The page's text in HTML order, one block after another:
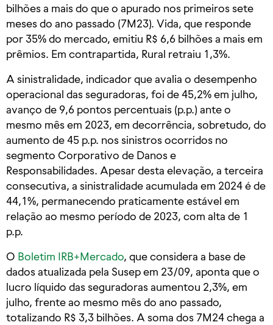
bilhões a mais do que o apurado nos primeiros sete
meses do ano passado (7M23). Vida, que responde
por 35% do mercado, emitiu R$ 6,6 bilhões a mais em
prêmios. Em contrapartida, Rural retraiu 1,3%.
A sinistralidade, indicador que avalia o desempenho
operacional das seguradoras, foi de 45,2% em julho,
avanço de 9,6 pontos percentuais (p.p.) ante o
mesmo mês em 2023, em decorrência, sobretudo, do
aumento de 45 p.p. nos sinistros ocorridos no
segmento Corporativo de Danos e
Responsabilidades. Apesar desta elevação, a terceira
consecutiva, a sinistralidade acumulada em 2024 é de
44,1%, permanecendo praticamente estável em
relação ao mesmo período de 2023, com alta de 1
p.p.
O Boletim IRB+Mercado, que considera a base de
dados atualizada pela Susep em 23/09, aponta que o
lucro líquido das seguradoras aumentou 2,3%, em
julho, frente ao mesmo mês do ano passado,
totalizando R$ 3,3 bilhões. A soma dos 7M24 chega a